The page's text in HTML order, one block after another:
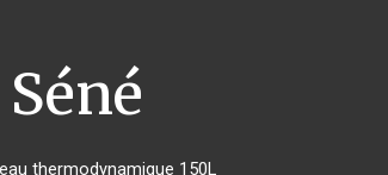
Séné
thermodynamique 150L